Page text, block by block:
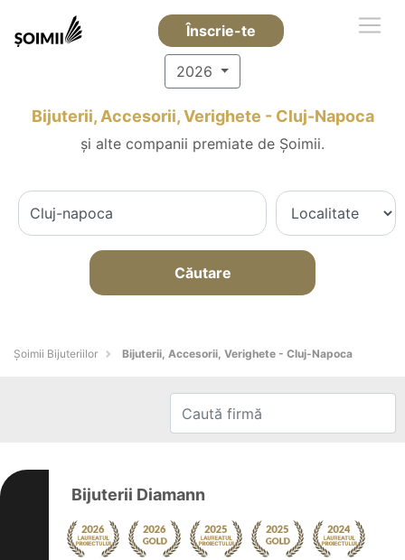
Înscrie-te
2026
Bijuterii, Accesorii, Verighete - Cluj-Napoca
și alte companii premiate de Șoimii.
Căutare
Şoimii Bijuteriilor Bijuterii, Accesorii, Verighete - Cluj-Napoca
Bijuterii Diamann